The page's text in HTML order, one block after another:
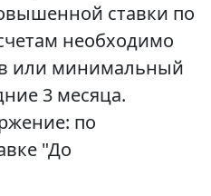
ставки по
необходимо
или минимальный
3 месяца.
по
"До